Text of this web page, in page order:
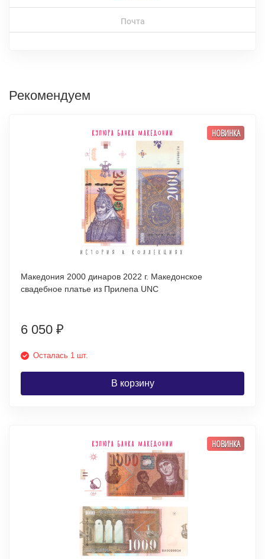
Почта
Рекомендуем
НОВИНКА
Македония 2000 динаров 2022 г. Македонское
свадебное платье из Прилепа UNC
6 050 ₽
Осталась 1 шт.
В корзину
НОВИНКА